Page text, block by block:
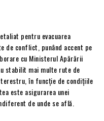
pentru evacuarea
de conflict, punând accent pe
cu Ministerul Apărării
stabilit mai multe rute de
în funcție de condițiile
este asigurarea unei
de unde se află.